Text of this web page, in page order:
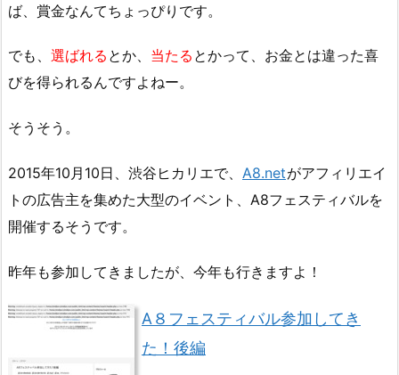
ば、賞金なんてちょっぴりです。
でも、 選ばれる とか、 当たる とかって、お金とは違った喜
びを得られるんですよねー。
そうそう。
2015年10月10日、渋谷ヒカリエで、 A8.netがアフィリエイ
トの広告主を集めた大型のイベント、A8フェスティバルを
開催するそうです。
昨年も参加してきましたが、今年も行きますよ！
A８フェスティバル参加してき
た！後編